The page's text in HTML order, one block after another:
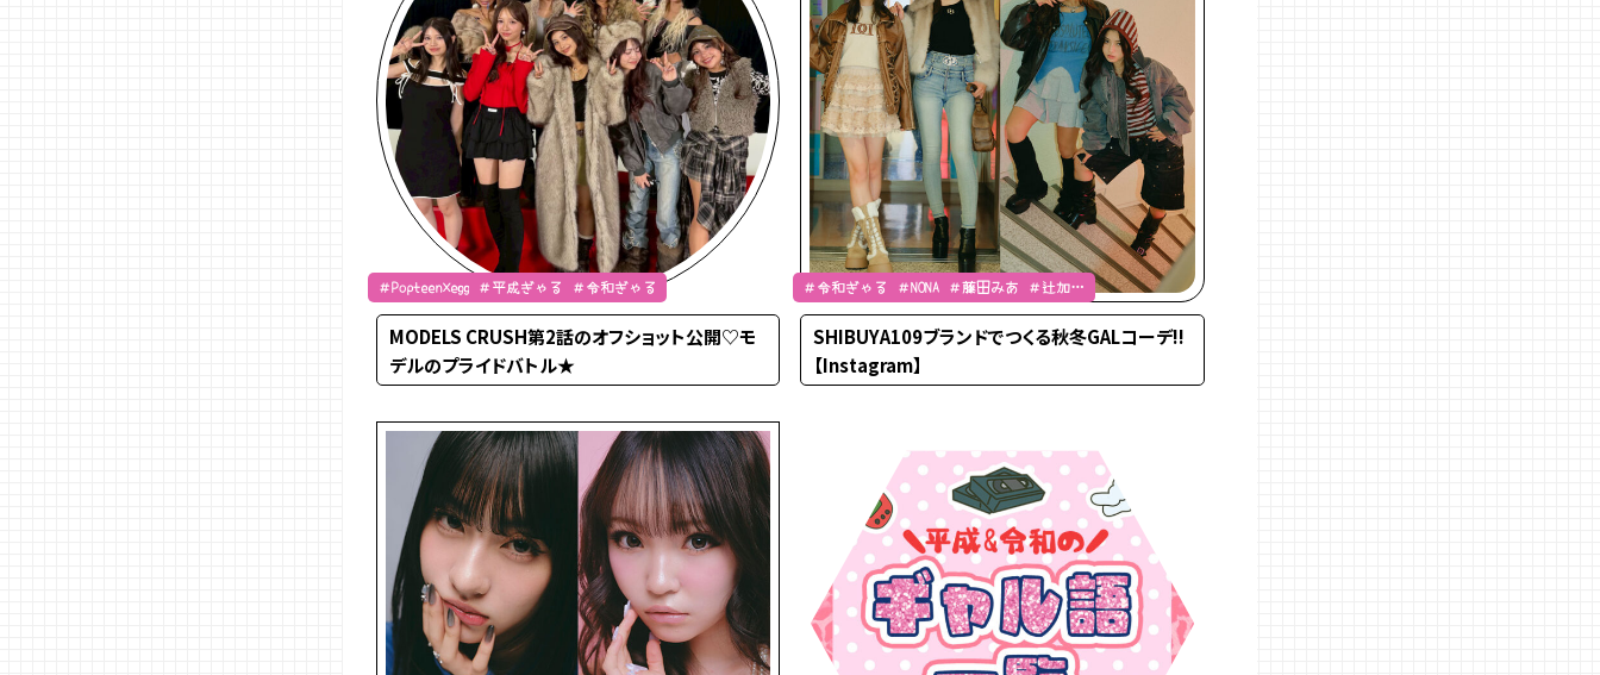
＃Popteen×egg ＃平成ぎゃる ＃令和ぎゃる
MODELS CRUSH第2話のオフショット公開♡モ
デルのプライドバトル★
＃令和ぎゃる ＃NONA ＃藤田みあ ＃辻加純
＃土屋惺来
SHIBUYA109ブランドでつくる秋冬GALコーデ!!
【Instagram】